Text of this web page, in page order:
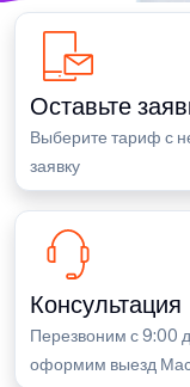
Оставьте
Выберите тариф с
заявку
Консультация
Перезвоним с 9:00
оформим выезд